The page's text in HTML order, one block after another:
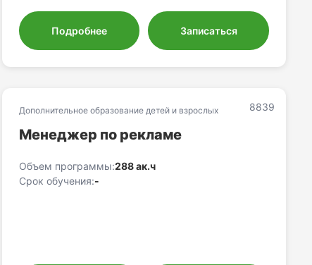
Подробнее Записаться
8839
Дополнительное образование детей и взрослых
Менеджер по рекламе
Объем программы:288 ак.ч
Срок обучения:-